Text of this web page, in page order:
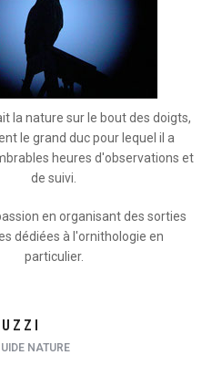
la nature sur le bout des doigts,
le grand duc pour lequel il a
heures d'observations et
de suivi.
en organisant des sorties
dédiées à l'ornithologie en
particulier.
NATURE